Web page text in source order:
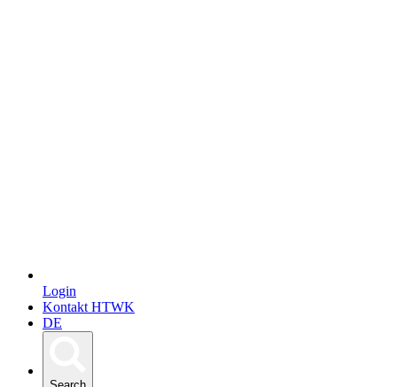
Login
Kontakt HTWK
DE